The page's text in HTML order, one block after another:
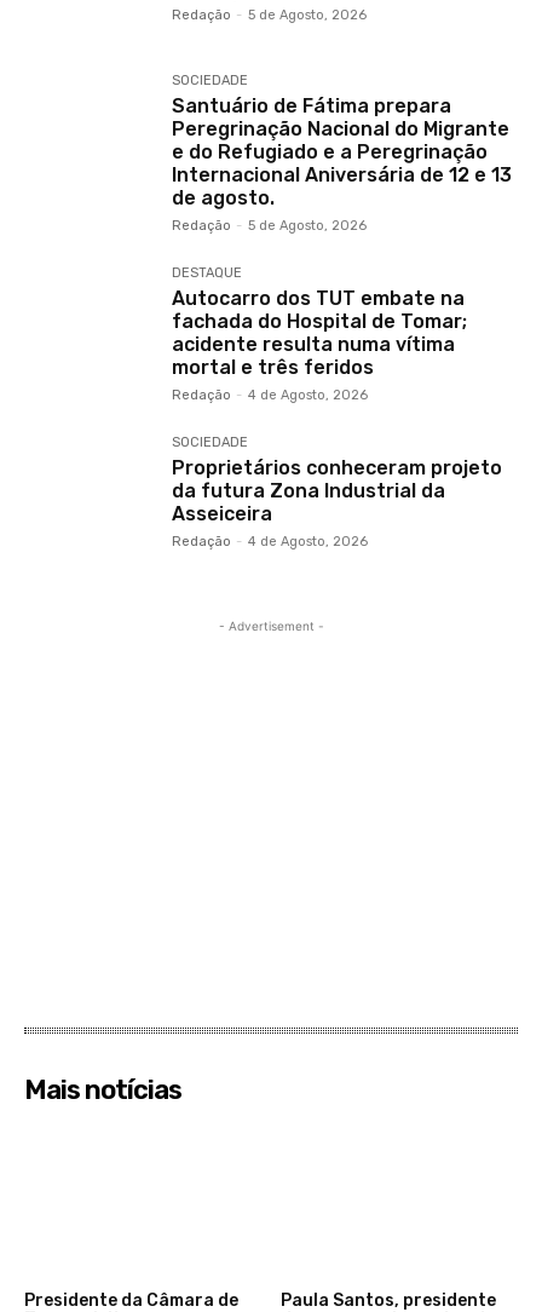
Redação - 5 de Agosto, 2026
SOCIEDADE
Santuário de Fátima prepara
Peregrinação Nacional do Migrante
e do Refugiado e a Peregrinação
Internacional Aniversária de 12 e 13
de agosto.
Redação - 5 de Agosto, 2026
DESTAQUE
Autocarro dos TUT embate na
fachada do Hospital de Tomar;
acidente resulta numa vítima
mortal e três feridos
Redação - 4 de Agosto, 2026
SOCIEDADE
Proprietários conheceram projeto
da futura Zona Industrial da
Asseiceira
Redação - 4 de Agosto, 2026
- Advertisement -
Mais notícias
Presidente da Câmara de
Paula Santos, presidente